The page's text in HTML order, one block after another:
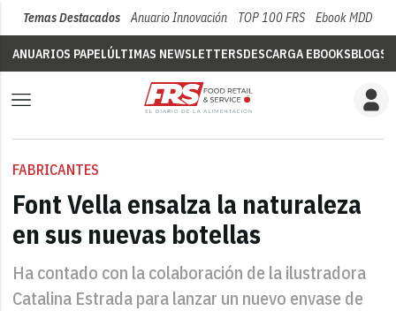
Temas Destacados Anuario Innovación TOP 100 FRS Ebook MDD
ANUARIOS PAPELÚLTIMAS NEWSLETTERSDESCARGA EBOOKSBLOGS
FABRICANTES
Font Vella ensalza la naturaleza
en sus nuevas botellas
Ha contado con la colaboración de la ilustradora
Catalina Estrada para lanzar un nuevo envase de